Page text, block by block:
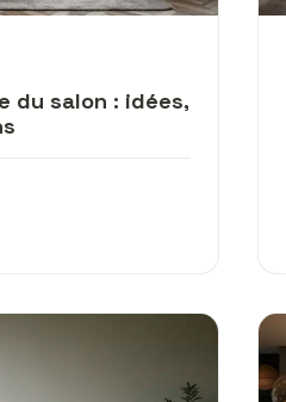
du salon : idées,